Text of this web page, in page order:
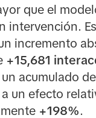
que el
intervención.
incremento
+15,681
acumulado de
un efecto
+198%.